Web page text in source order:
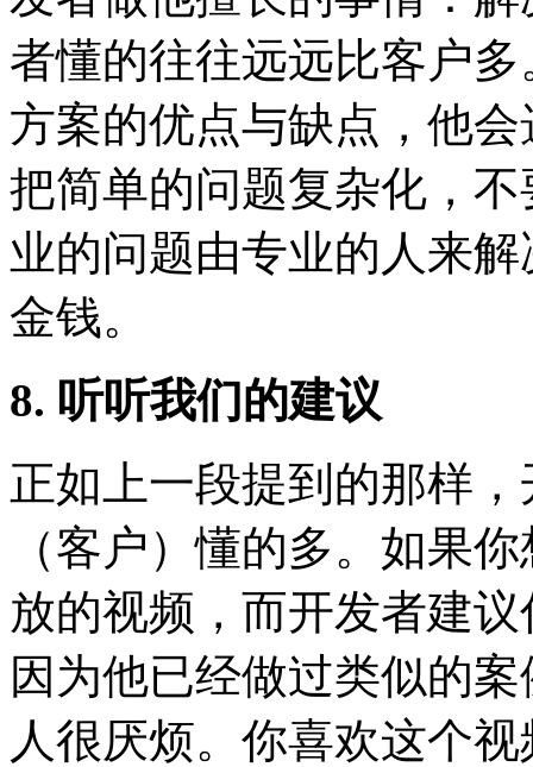
者懂的往往远远比客户
方案的优点与缺点，他
把简单的问题复杂化，
业的问题由专业的人来
金钱。
8. 听听我们的建议
正如上一段提到的那样
（客户）懂的多。如果
放的视频，而开发者建
因为他已经做过类似的
人很厌烦。你喜欢这个